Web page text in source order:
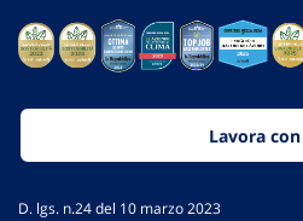
Lavora
D. lgs. n.24 del 10 marzo 2023